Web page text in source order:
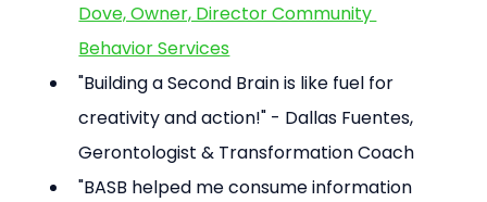
Dove, Owner, Director Community
Behavior Services
"Building a Second Brain is like fuel for
creativity and action!" - Dallas Fuentes,
Gerontologist & Transformation Coach
"BASB helped me consume information